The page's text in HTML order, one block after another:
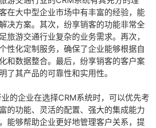
在大中型企业市场中有丰富的经验，能
决方案。其次，纷享销客的功能非常全
旅游交通行业复杂的业务需求。再次，
性化定制服务，确保了企业能够根据自
和数据整合。最后，纷享销客的客户案
了其产品的可靠性和实用性。
的企业在选择CRM系统时，可以优先考
的功能、灵活的配置、强大的集成能力
能够帮助企业更好地管理客户关系，提